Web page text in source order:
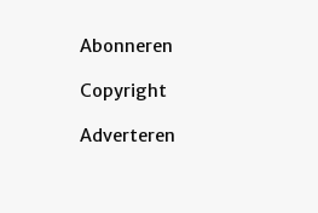
Abonneren
Copyright
Adverteren